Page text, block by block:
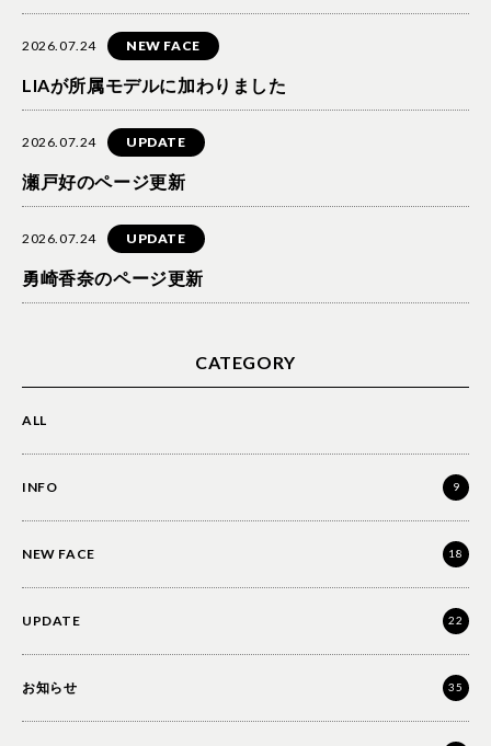
2026.07.24 NEW FACE
LIAが所属モデルに加わりました
2026.07.24 UPDATE
瀬戸好のページ更新
2026.07.24 UPDATE
勇崎香奈のページ更新
CATEGORY
ALL
INFO 9
NEW FACE 18
UPDATE 22
お知らせ 35